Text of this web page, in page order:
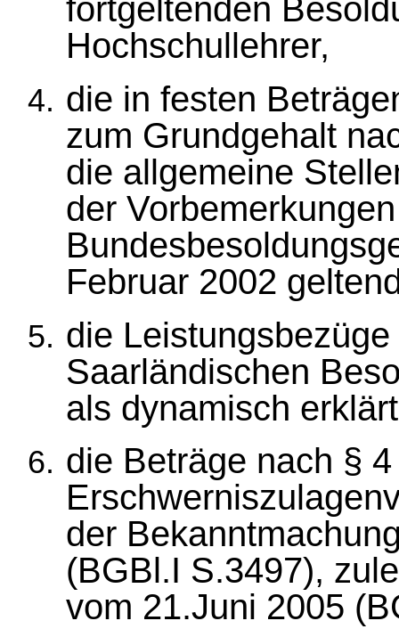
fortgeltenden
Hochschullehrer,
die in festen
zum Grundgehalt
die allgemeine
der
Februar 2002
die
Saarländischen
als dynamisch
die Beträge nach §
der
(BGBl.I S.3497),
vom 21.Juni 2005